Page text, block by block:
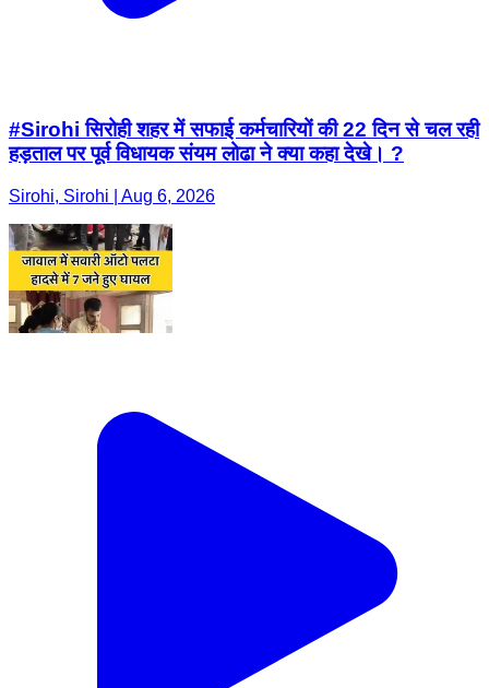
#Sirohi सिरोही शहर में सफाई कर्मचारियों की 22 दिन से चल रही
हड़ताल पर पूर्व विधायक संयम लोढा ने क्या कहा देखे। ?
Sirohi, Sirohi | Aug 6, 2026